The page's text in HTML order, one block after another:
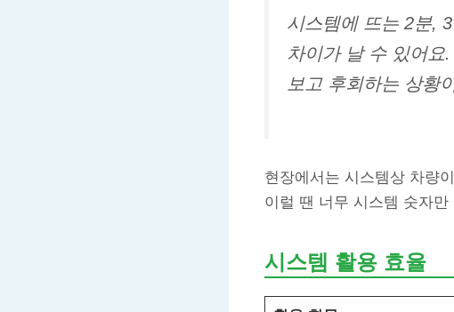
시스템에 뜨는 2분,
차이가 날 수 있어요
보고 후회하는 상황
현장에서는 시스템상 차량
이럴 땐 너무 시스템 숫자
시스템 활용 효율